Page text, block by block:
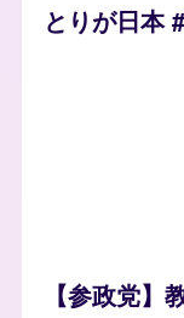
とりが日本
【参政党】